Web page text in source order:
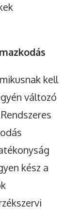
kell
változó
kész a